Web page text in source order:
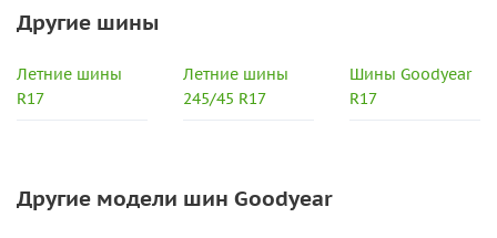
Другие шины
Летние шины
R17
Летние шины
245/45 R17
Шины Goodyear
R17
Другие модели шин Goodyear